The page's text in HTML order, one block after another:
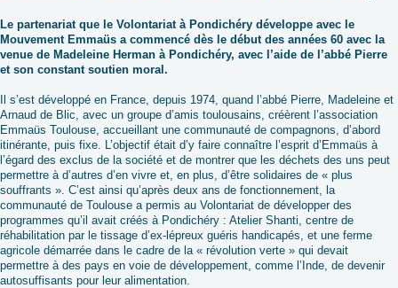
Le partenariat que le Volontariat à Pondichéry développe avec le
Mouvement Emmaüs a commencé dès le début des années 60 avec la
venue de Madeleine Herman à Pondichéry, avec l’aide de l’abbé Pierre
et son constant soutien moral.
Il s’est développé en France, depuis 1974, quand l’abbé Pierre, Madeleine et
Arnaud de Blic, avec un groupe d’amis toulousains, créèrent l’association
Emmaüs Toulouse, accueillant une communauté de compagnons, d’abord
itinérante, puis fixe. L’objectif était d’y faire connaître l’esprit d’Emmaüs à
l’égard des exclus de la société et de montrer que les déchets des uns peut
permettre à d’autres d’en vivre et, en plus, d’être solidaires de « plus
souffrants ». C’est ainsi qu’après deux ans de fonctionnement, la
communauté de Toulouse a permis au Volontariat de développer des
programmes qu’il avait créés à Pondichéry : Atelier Shanti, centre de
réhabilitation par le tissage d’ex-lépreux guéris handicapés, et une ferme
agricole démarrée dans le cadre de la « révolution verte » qui devait
permettre à des pays en voie de développement, comme l’Inde, de devenir
autosuffisants pour leur alimentation.